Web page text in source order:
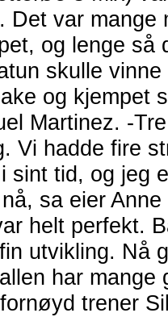
Det var mange
og lenge så
skulle
og kjempet
Martinez. -
Vi hadde fire
sint tid, og jeg
sa eier
helt perfekt.
utvikling. Nå
har mange
trener